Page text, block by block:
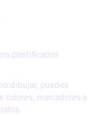
plastificados
dibujar, puedes
colores, marcadores a